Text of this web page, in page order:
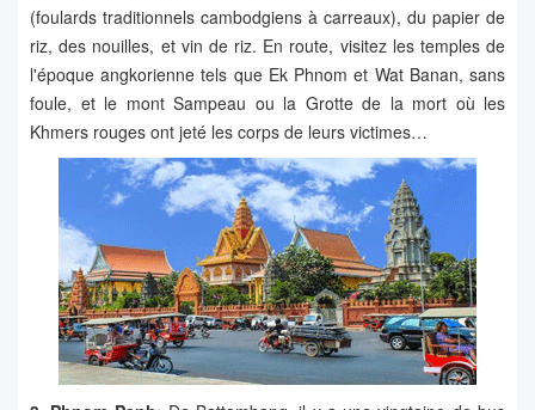
(foulards traditionnels cambodgiens à carreaux), du papier de
riz, des nouilles, et vin de riz. En route, visitez les temples de
l'époque angkorienne tels que Ek Phnom et Wat Banan, sans
foule, et le mont Sampeau ou la Grotte de la mort où les
Khmers rouges ont jeté les corps de leurs victimes…